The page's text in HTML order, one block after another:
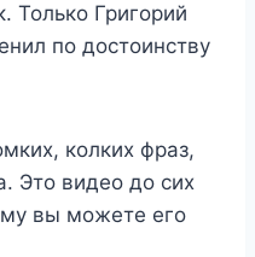
Только Григорий
по достоинству
колких фраз,
Это видео до сих
вы можете его